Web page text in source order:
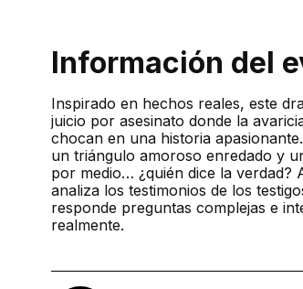
Información del
Inspirado en hechos reales, este
juicio por asesinato donde la
chocan en una historia
un triángulo amoroso enredado y
por medio… ¿quién dice la verdad?
analiza los testimonios de los
responde preguntas complejas e
realmente.